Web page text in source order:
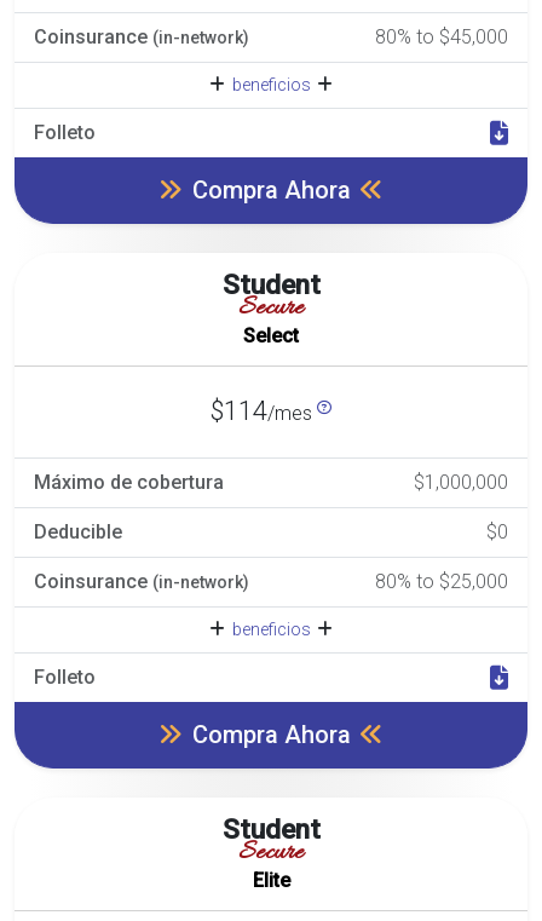
Coinsurance (in-network) 80% to $45,000
beneficios
Folleto
Compra Ahora
Student
Secure
Select
$114/mes
Máximo de cobertura $1,000,000
Deducible $0
Coinsurance (in-network) 80% to $25,000
beneficios
Folleto
Compra Ahora
Student
Secure
Elite